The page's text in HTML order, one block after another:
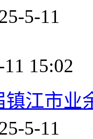
5-11
11 15:02
镇江市业
5-11